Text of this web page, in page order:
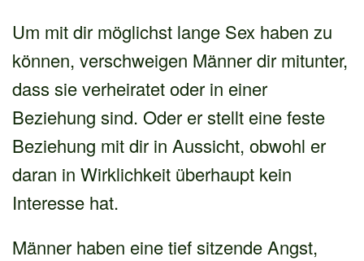
Um mit dir möglichst lange Sex haben zu
können, verschweigen Männer dir mitunter,
dass sie verheiratet oder in einer
Beziehung sind. Oder er stellt eine feste
Beziehung mit dir in Aussicht, obwohl er
daran in Wirklichkeit überhaupt kein
Interesse hat.
Männer haben eine tief sitzende Angst,